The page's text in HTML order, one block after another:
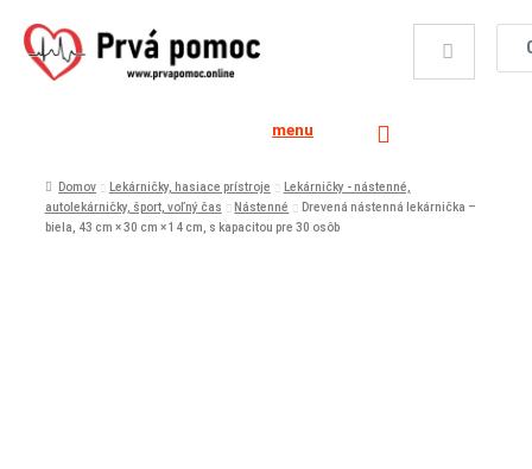
menu
Domov Lekárničky, hasiace prístroje
Lekárničky - nástenné,
autolekárničky, šport, voľný čas
Nástenné
Drevená nástenná lekárnička –
biela, 43 cm × 30 cm × 14 cm, s kapacitou pre 30 osôb